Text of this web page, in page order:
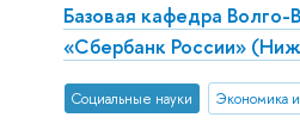
Базовая кафедра
«Сбербанк России»
Социальные науки Экономика